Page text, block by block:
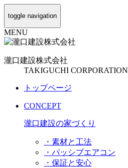
toggle navigation
MENU
瀧口建設株式会社
TAKIGUCHI CORPORATION
トップページ
CONCEPT
瀧口建設の家づくり
・素材と工法
・パッシブエアコン
・保証と安心